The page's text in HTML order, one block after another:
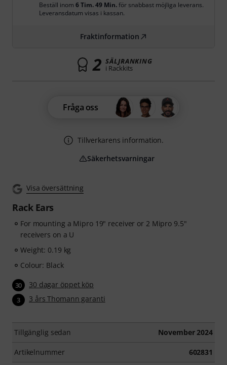
Visa översättning
Rack Ears
For mounting a Mipro 19" receiver or 2 Mipro 9.5"
receivers on a U
Weight: 0.19 kg
Colour: Black
30 30 dagar öppet köp
3 3 års Thomann garanti
Tillgänglig sedan November 2024
Artikelnummer 602831
Beställ inom 6 Tim. 49 Min.för snabbast möjliga leverans.
Leveransdatum visas i kassan.
Fraktinformation
2 SÄLJRANKING
i Rackkits
Fråga oss
Tillverkarens information.
Säkerhetsvarningar